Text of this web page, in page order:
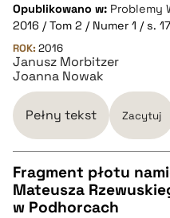
pobierz cytat
BIBTEX
pobierz cytat
Opublikowano w: Problemy
2016 / Tom 2 / Numer 1 / s.
ROK: 2016
Janusz Morbitzer
Joanna Nowak
Pełny tekst Zacytuj
CZYSTY TEKST
Fragment płotu
Mateusza
w Podhorcach